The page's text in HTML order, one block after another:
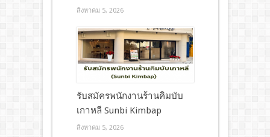
สิงหาคม 5, 2026
รับสมัครพนักงานร้านคิมบับ
เกาหลี Sunbi Kimbap
สิงหาคม 5, 2026